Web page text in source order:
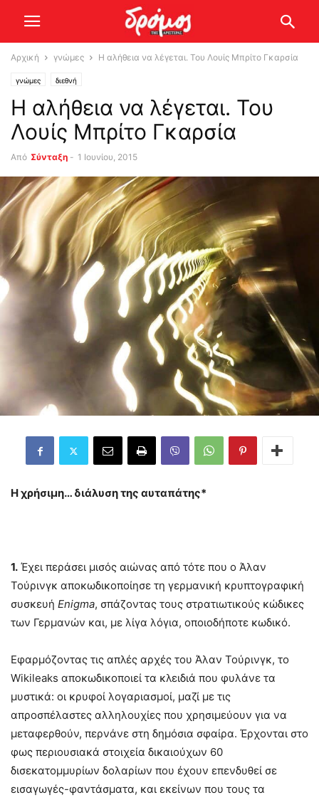
Αρχική γνώμες Η αλήθεια να λέγεται. Του Λουίς Μπρίτο Γκαρσία
γνώμες διεθνή
Η αλήθεια να λέγεται. Του
Λουίς Μπρίτο Γκαρσία
Από Σύνταξη - 1 Ιουνίου, 2015
Η χρήσιμη… διάλυση της αυταπάτης*
1. Έχει περάσει μισός αιώνας από τότε που ο Άλαν
Τούρινγκ αποκωδικοποίησε τη γερμανική κρυπτογραφική
συσκευή Enigma, σπάζοντας τους στρατιωτικούς κώδικες
των Γερμανών και, με λίγα λόγια, οποιοδήποτε κωδικό.
Εφαρμόζοντας τις απλές αρχές του Άλαν Τούρινγκ, το
Wikileaks αποκωδικοποιεί τα κλειδιά που φυλάνε τα
μυστικά: οι κρυφοί λογαριασμοί, μαζί με τις
απροσπέλαστες αλληλουχίες που χρησιμεύουν για να
μεταφερθούν, περνάνε στη δημόσια σφαίρα. Έρχονται στο
φως περιουσιακά στοιχεία δικαιούχων 60
δισεκατομμυρίων δολαρίων που έχουν επενδυθεί σε
εισαγωγές-φαντάσματα, και εκείνων που τους τα